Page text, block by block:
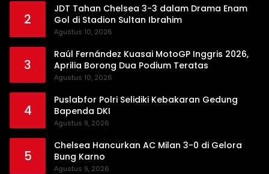
2
JDT Tahan Chelsea 3-3 dalam Drama Enam
Gol di Stadion Sultan Ibrahim
Agustus 10, 2026
3
Raúl Fernández Kuasai MotoGP Inggris 2026,
Aprilia Borong Dua Podium Teratas
Agustus 10, 2026
4
Puslabfor Polri Selidiki Kebakaran Gedung
Bapenda DKI
Agustus 9, 2026
5
Chelsea Hancurkan AC Milan 3-0 di Gelora
Bung Karno
Agustus 9, 2026